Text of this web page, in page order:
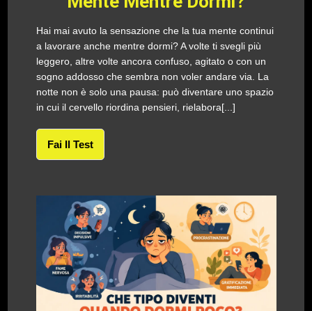
Hai mai avuto la sensazione che la tua mente continui
a lavorare anche mentre dormi? A volte ti svegli più
leggero, altre volte ancora confuso, agitato o con un
sogno addosso che sembra non voler andare via. La
notte non è solo una pausa: può diventare uno spazio
in cui il cervello riordina pensieri, rielabora[...]
Fai Il Test